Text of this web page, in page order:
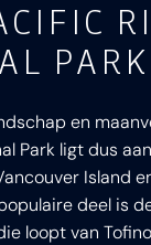
PARK
en
Park ligt dus
Island
deel is
loopt van